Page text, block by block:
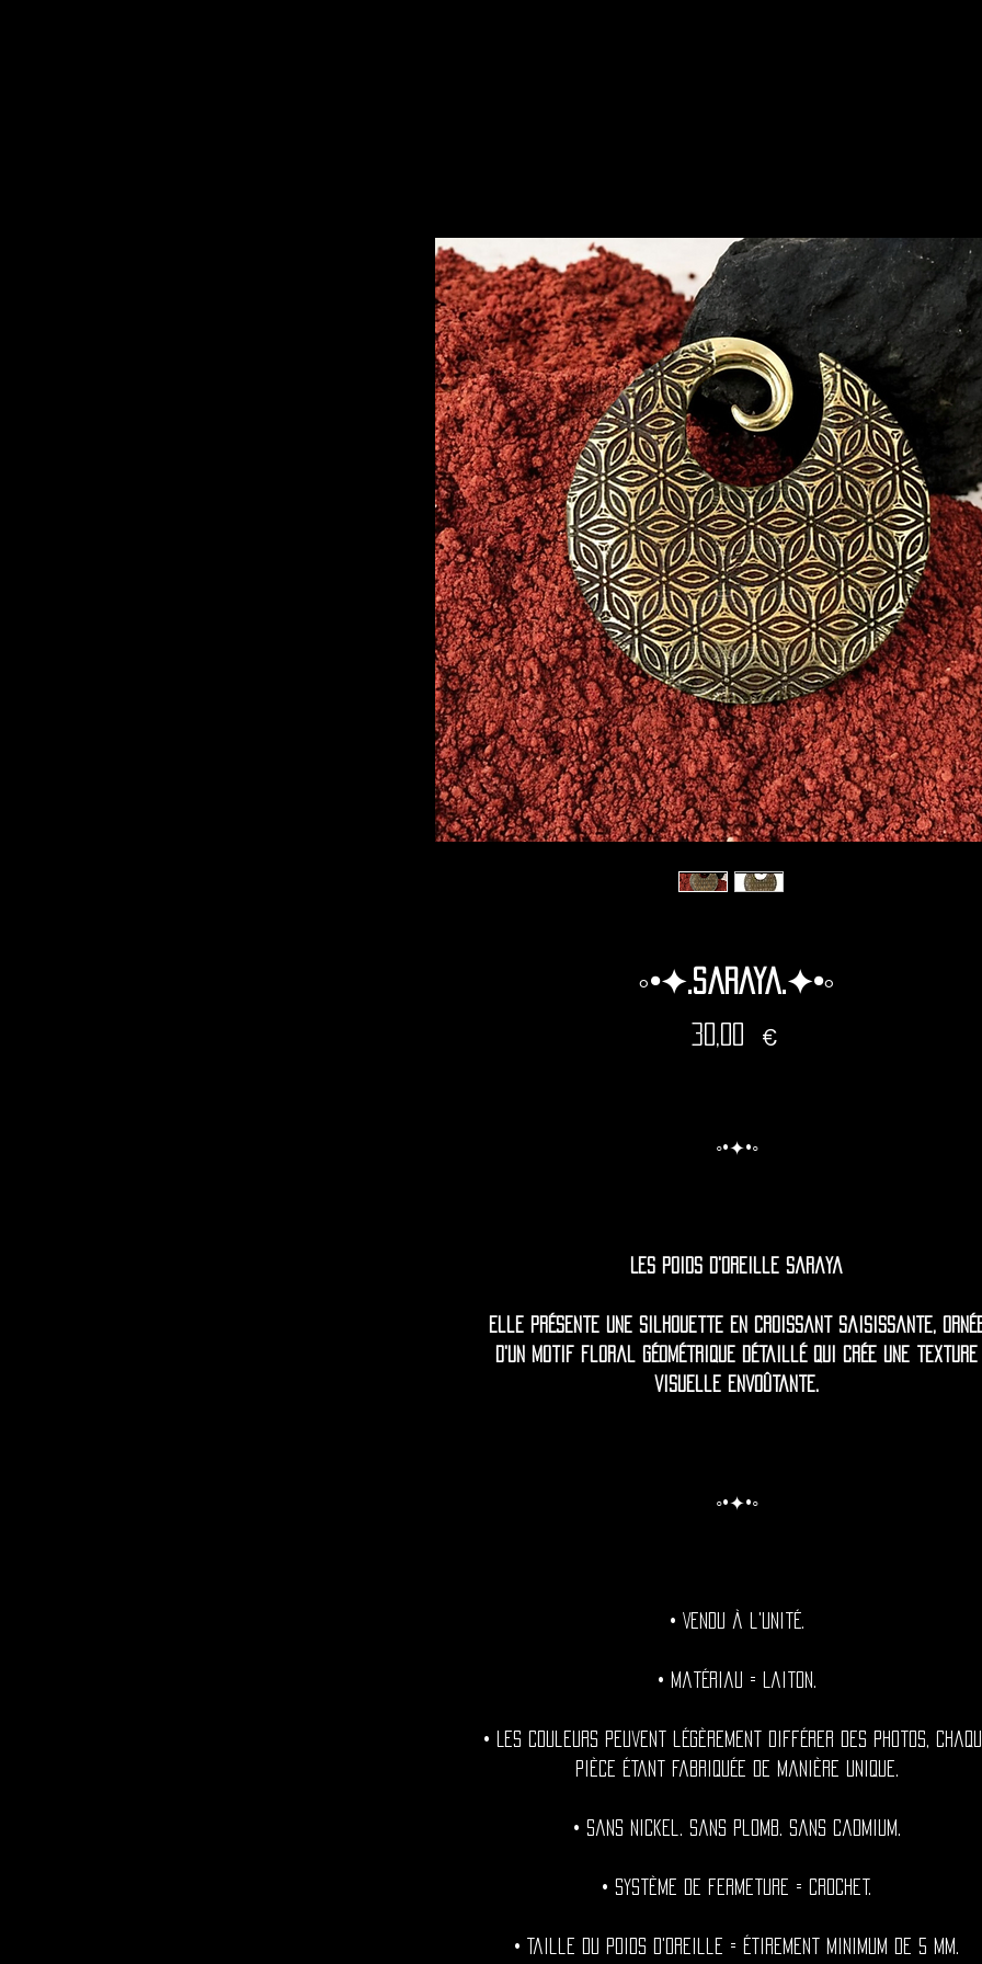
◦•✦.Saraya.✦•◦
30,00 €Prix
◦•✦•◦
Les poids d'oreille Saraya
Elle présente une silhouette en croissant saisissante,
d'un motif floral géométrique détaillé qui crée une texture
visuelle envoûtante.
◦•✦•◦
• Vendu à l'unité.
• Matériau = Laiton.
• Les couleurs peuvent légèrement différer des photos,
pièce étant fabriquée de manière unique.
• Sans nickel. Sans plomb. Sans cadmium.
• Système de fermeture = Crochet.
• Taille du poids d'oreille = étirement minimum de 5 mm.